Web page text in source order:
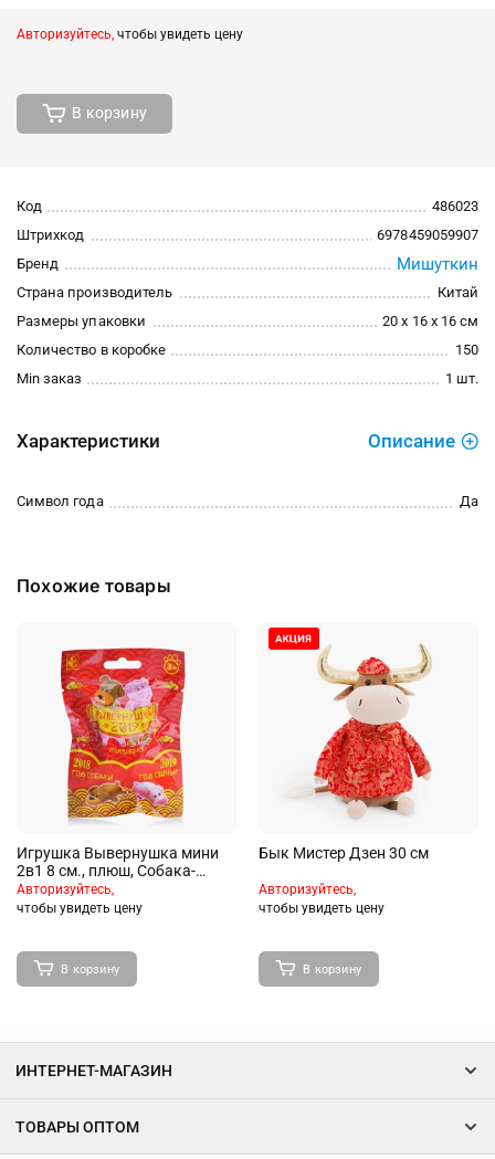
Авторизуйтесь, чтобы увидеть цену
В корзину
Код
486023
Штрихкод
6978459059907
Бренд
Мишуткин
Страна производитель
Китай
Размеры упаковки
20 x 16 x 16 см
Количество в коробке
150
Min заказ
1 шт.
Характеристики Описание
Символ года Да
Похожие товары
Игрушка Вывернушка мини
2в1 8 см., плюш, Собака-
Свинья, слепой пакетик
Авторизуйтесь,
чтобы увидеть цену
В корзину
Бык Мистер Дзен 30 см
Авторизуйтесь,
чтобы увидеть цену
В корзину
ИНТЕРНЕТ-МАГАЗИН
ТОВАРЫ ОПТОМ